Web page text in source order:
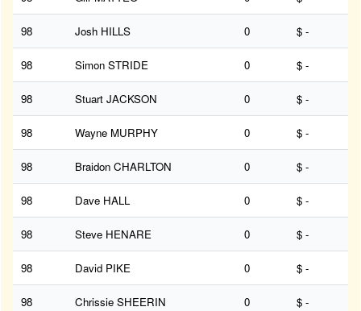
98 Josh HILLS 0 $ -
98 Simon STRIDE 0 $ -
98 Stuart JACKSON 0 $ -
98 Wayne MURPHY 0 $ -
98 Braidon CHARLTON 0 $ -
98 Dave HALL 0 $ -
98 Steve HENARE 0 $ -
98 David PIKE 0 $ -
98 Chrissie SHEERIN 0 $ -